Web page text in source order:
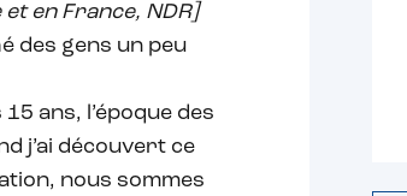
en France, NDR]
des gens un peu
ans, l’époque des
j’ai découvert ce
nous sommes